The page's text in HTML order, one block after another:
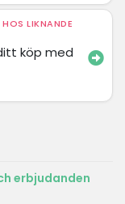
LIKNANDE
köp med
erbjudanden